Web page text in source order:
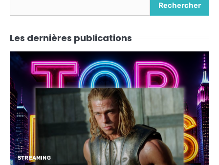
Rechercher
Les dernières publications
STREAMING